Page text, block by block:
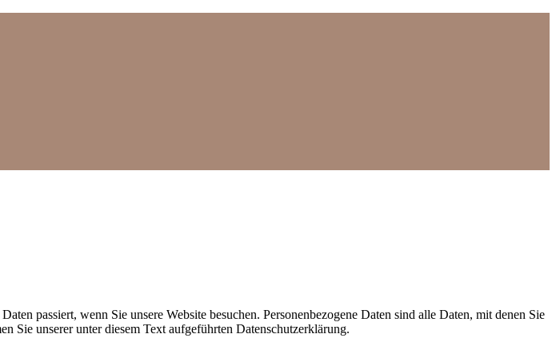
passiert, wenn Sie unsere Website besuchen. Personenbezogene Daten sind alle Daten, mit denen Sie
Sie unserer unter diesem Text aufgeführten Datenschutzerklärung.